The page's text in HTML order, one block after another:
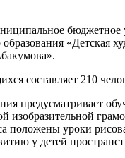
бюджетное
«Детская
составляет 210
предусматривает
изобразительной
положены уроки
у детей